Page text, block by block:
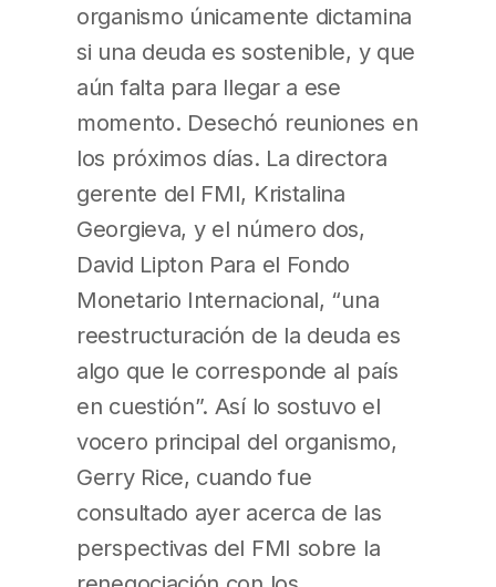
organismo únicamente dictamina
si una deuda es sostenible, y que
aún falta para llegar a ese
momento. Desechó reuniones en
los próximos días. La directora
gerente del FMI, Kristalina
Georgieva, y el número dos,
David Lipton Para el Fondo
Monetario Internacional, “una
reestructuración de la deuda es
algo que le corresponde al país
en cuestión”. Así lo sostuvo el
vocero principal del organismo,
Gerry Rice, cuando fue
consultado ayer acerca de las
perspectivas del FMI sobre la